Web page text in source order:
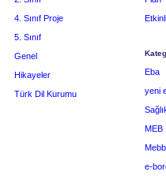
4. Sınıf Proje
5. Sınıf
Genel
Hikayeler
Türk Dil Kurumu
Eba
yeni
MEB
e-